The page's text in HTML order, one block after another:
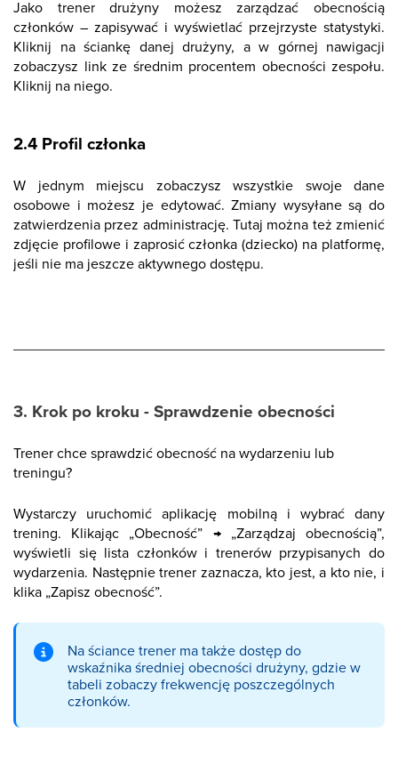
Jako trener drużyny możesz zarządzać obecnością
członków – zapisywać i wyświetlać przejrzyste statystyki.
Kliknij na ściankę danej drużyny, a w górnej nawigacji
zobaczysz link ze średnim procentem obecności zespołu.
Kliknij na niego.
2.4 Profil członka
W jednym miejscu zobaczysz wszystkie swoje dane
osobowe i możesz je edytować. Zmiany wysyłane są do
zatwierdzenia przez administrację. Tutaj można też zmienić
zdjęcie profilowe i zaprosić członka (dziecko) na platformę,
jeśli nie ma jeszcze aktywnego dostępu.
3. Krok po kroku - Sprawdzenie obecności
Trener chce sprawdzić obecność na wydarzeniu lub
treningu?
Wystarczy uruchomić aplikację mobilną i wybrać dany
trening. Klikając „Obecność” → „Zarządzaj obecnością”,
wyświetli się lista członków i trenerów przypisanych do
wydarzenia. Następnie trener zaznacza, kto jest, a kto nie, i
klika „Zapisz obecność”.
Na ściance trener ma także dostęp do
wskaźnika średniej obecności drużyny, gdzie w
tabeli zobaczy frekwencję poszczególnych
członków.